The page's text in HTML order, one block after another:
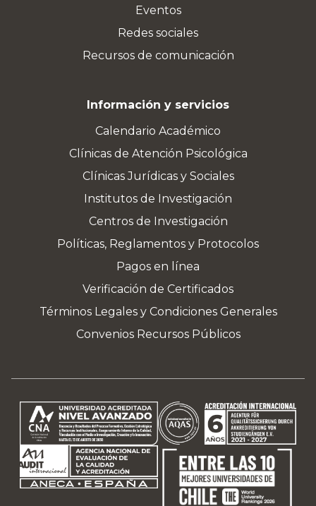
Eventos
Redes sociales
Recursos de comunicación
Información y servicios
Calendario Académico
Clínicas de Atención Psicológica
Clínicas Jurídicas y Sociales
Institutos de Investigación
Centros de Investigación
Políticas, Reglamentos y Protocolos
Pagos en línea
Verificación de Certificados
Términos Legales y Condiciones Generales
Convenios Recursos Públicos